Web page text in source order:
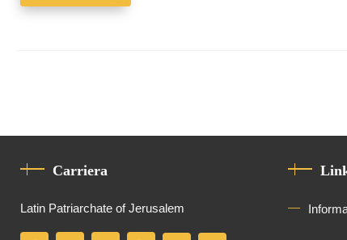
Carriera
Latin Patriarchate of Jerusalem